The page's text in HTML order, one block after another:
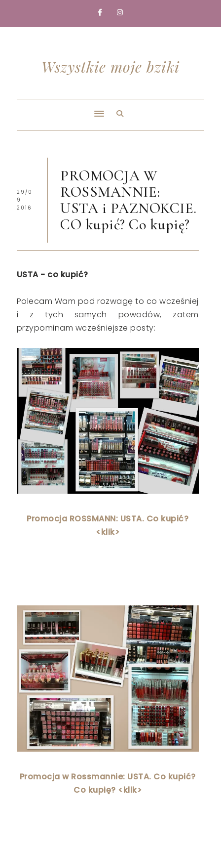
Wszystkie moje bziki
29/0
9
2016
PROMOCJA W
ROSSMANNIE:
USTA i PAZNOKCIE.
CO kupić? Co kupię?
USTA - co kupić?
Polecam Wam pod rozwagę to co wcześniej
i z tych samych powodów, zatem
przypominam wcześniejsze posty:
Promocja ROSSMANN: USTA. Co kupić?
<klik>
Promocja w Rossmannie: USTA. Co kupić?
Co kupię? <klik>